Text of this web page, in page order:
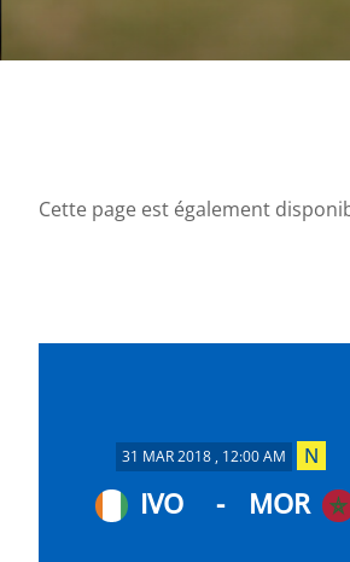
Cette page est également
31 MAR 2018 , 12:00 AM
IVO - MOR